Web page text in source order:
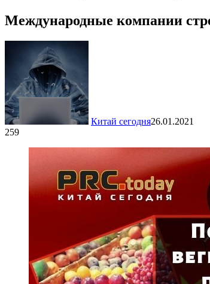
Международные компании
Китай сегодня26.01.2021
259